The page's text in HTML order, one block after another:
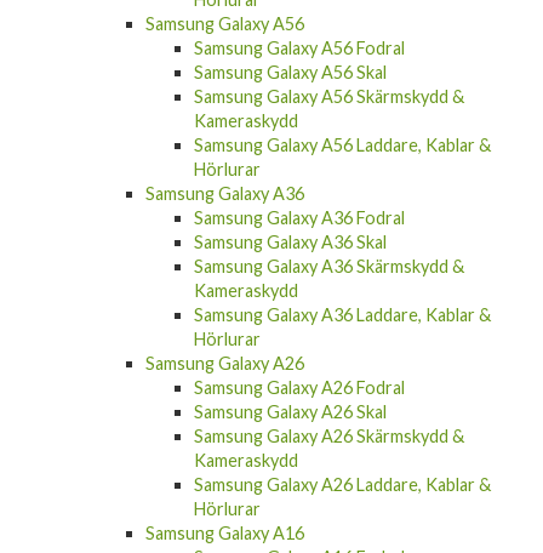
Samsung Galaxy A56
Samsung Galaxy A56 Fodral
Samsung Galaxy A56 Skal
Samsung Galaxy A56 Skärmskydd &
Kameraskydd
Samsung Galaxy A56 Laddare, Kablar &
Hörlurar
Samsung Galaxy A36
Samsung Galaxy A36 Fodral
Samsung Galaxy A36 Skal
Samsung Galaxy A36 Skärmskydd &
Kameraskydd
Samsung Galaxy A36 Laddare, Kablar &
Hörlurar
Samsung Galaxy A26
Samsung Galaxy A26 Fodral
Samsung Galaxy A26 Skal
Samsung Galaxy A26 Skärmskydd &
Kameraskydd
Samsung Galaxy A26 Laddare, Kablar &
Hörlurar
Samsung Galaxy A16